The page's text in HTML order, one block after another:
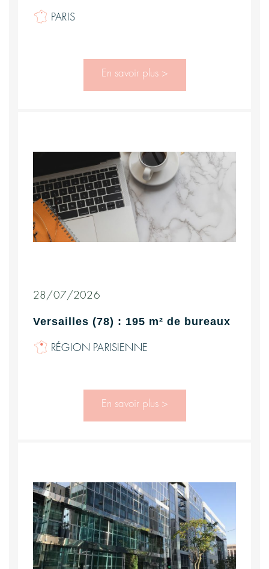
PARIS
En savoir plus >
28/07/2026
Versailles (78) : 195 m² de bureaux
RÉGION PARISIENNE
En savoir plus >